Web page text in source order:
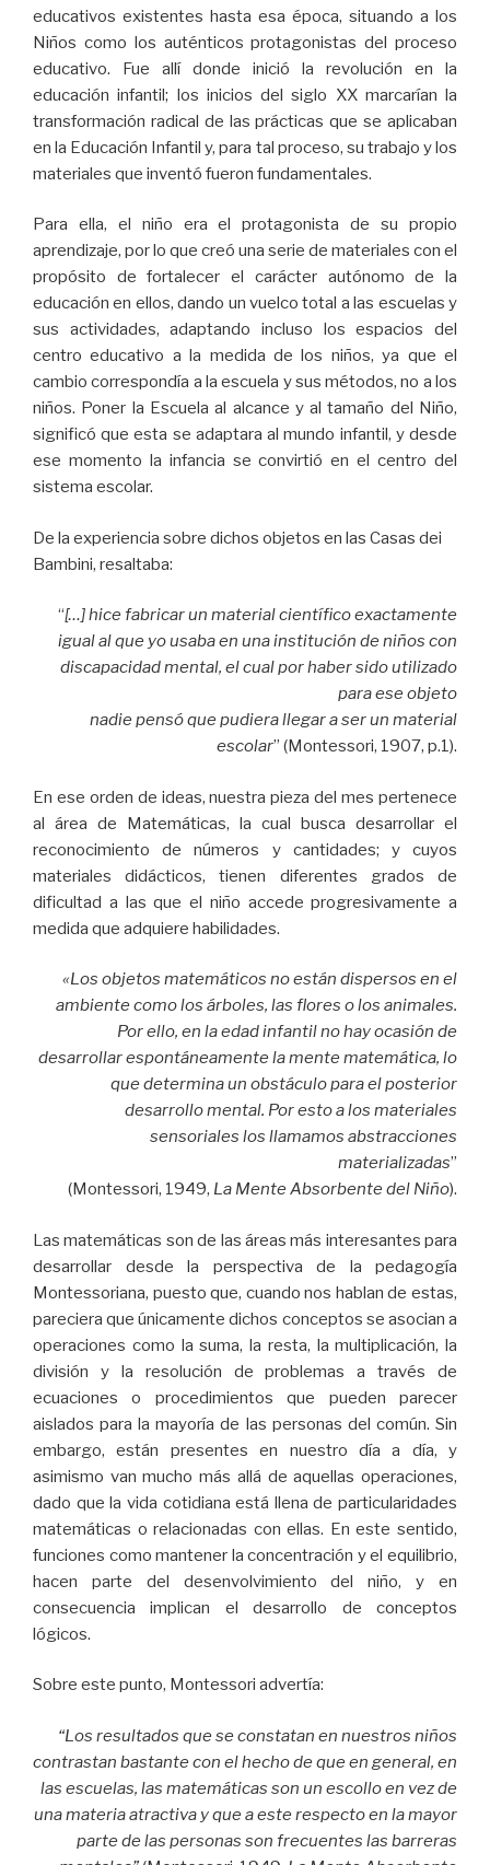
educativos existentes hasta esa época, situando a los
Niños como los auténticos protagonistas del proceso
educativo. Fue allí donde inició la revolución en la
educación infantil; los inicios del siglo XX marcarían la
transformación radical de las prácticas que se aplicaban
en la Educación Infantil y, para tal proceso, su trabajo y los
materiales que inventó fueron fundamentales.
Para ella, el niño era el protagonista de su propio
aprendizaje, por lo que creó una serie de materiales con el
propósito de fortalecer el carácter autónomo de la
educación en ellos, dando un vuelco total a las escuelas y
sus actividades, adaptando incluso los espacios del
centro educativo a la medida de los niños, ya que el
cambio correspondía a la escuela y sus métodos, no a los
niños. Poner la Escuela al alcance y al tamaño del Niño,
significó que esta se adaptara al mundo infantil, y desde
ese momento la infancia se convirtió en el centro del
sistema escolar.
De la experiencia sobre dichos objetos en las Casas dei
Bambini, resaltaba:
“[…] hice fabricar un material científico exactamente
igual al que yo usaba en una institución de niños con
discapacidad mental, el cual por haber sido utilizado
para ese objeto
nadie pensó que pudiera llegar a ser un material
escolar” (Montessori, 1907, p.1).
En ese orden de ideas, nuestra pieza del mes pertenece
al área de Matemáticas, la cual busca desarrollar el
reconocimiento de números y cantidades; y cuyos
materiales didácticos, tienen diferentes grados de
dificultad a las que el niño accede progresivamente a
medida que adquiere habilidades.
«Los objetos matemáticos no están dispersos en el
ambiente como los árboles, las flores o los animales.
Por ello, en la edad infantil no hay ocasión de
desarrollar espontáneamente la mente matemática, lo
que determina un obstáculo para el posterior
desarrollo mental. Por esto a los materiales
sensoriales los llamamos abstracciones
materializadas”
(Montessori, 1949, La Mente Absorbente del Niño).
Las matemáticas son de las áreas más interesantes para
desarrollar desde la perspectiva de la pedagogía
Montessoriana, puesto que, cuando nos hablan de estas,
pareciera que únicamente dichos conceptos se asocian a
operaciones como la suma, la resta, la multiplicación, la
división y la resolución de problemas a través de
ecuaciones o procedimientos que pueden parecer
aislados para la mayoría de las personas del común. Sin
embargo, están presentes en nuestro día a día, y
asimismo van mucho más allá de aquellas operaciones,
dado que la vida cotidiana está llena de particularidades
matemáticas o relacionadas con ellas. En este sentido,
funciones como mantener la concentración y el equilibrio,
hacen parte del desenvolvimiento del niño, y en
consecuencia implican el desarrollo de conceptos
lógicos.
Sobre este punto, Montessori advertía:
“Los resultados que se constatan en nuestros niños
contrastan bastante con el hecho de que en general, en
las escuelas, las matemáticas son un escollo en vez de
una materia atractiva y que a este respecto en la mayor
parte de las personas son frecuentes las barreras